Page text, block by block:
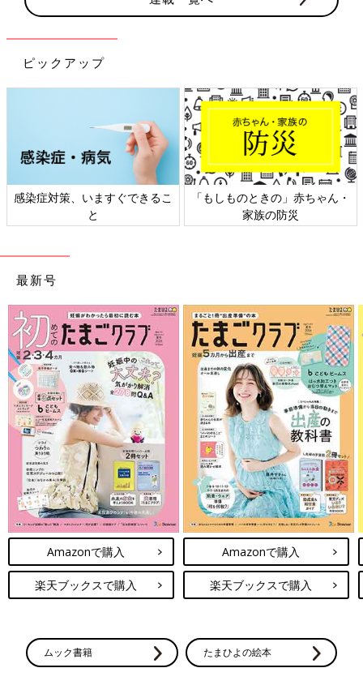
ピックアップ
日本外来小児科学会リーフレッ
ト検討会
六星占術 細木かおりさんの人生
相談
最新号
Amazonで購入
楽天ブックスで購入
Amazonで購入
楽天ブックスで購入
ムック書籍 たまひよの絵本